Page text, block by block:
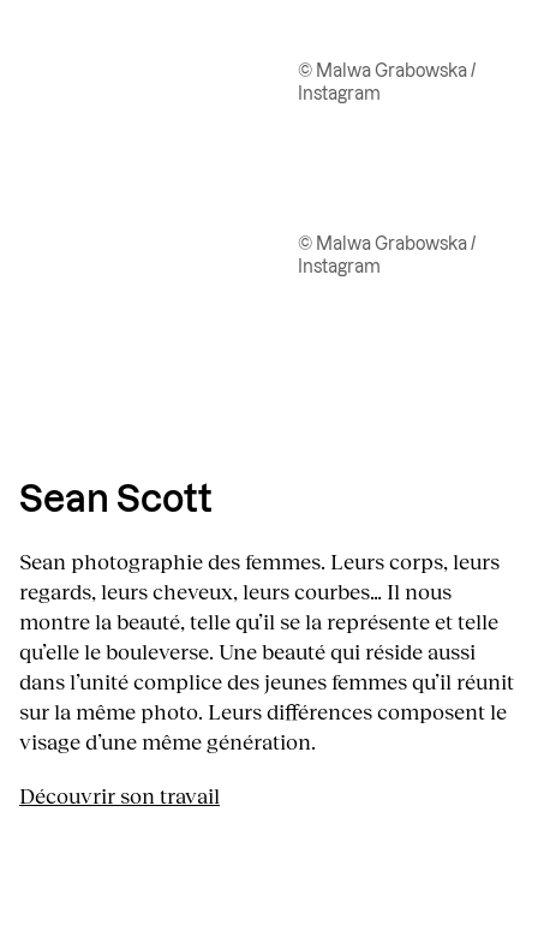
© Malwa Grabowska /
Instagram
© Malwa Grabowska /
Instagram
Sean Scott
Sean photographie des femmes. Leurs corps, leurs
regards, leurs cheveux, leurs courbes… Il nous
montre la beauté, telle qu’il se la représente et telle
qu’elle le bouleverse. Une beauté qui réside aussi
dans l’unité complice des jeunes femmes qu’il réunit
sur la même photo. Leurs différences composent le
visage d’une même génération.
Découvrir son travail